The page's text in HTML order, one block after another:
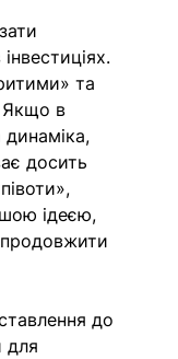
та
Якщо в
динаміка,
досить
ідеєю,
до
для